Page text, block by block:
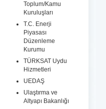
Toplum/Kamu
Kuruluşları
T.C. Enerji
Piyasası
Düzenleme
Kurumu
TÜRKSAT Uydu
Hizmetleri
UEDAŞ
Ulaştırma ve
Altyapı Bakanlığı